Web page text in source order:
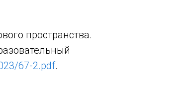
пространства.
67-2.pdf.